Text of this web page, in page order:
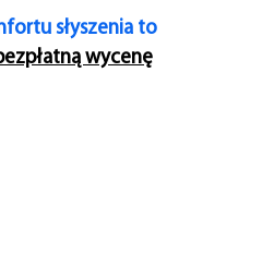
słyszenia to
wycenę